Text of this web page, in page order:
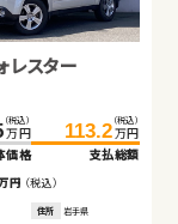
レスター
（税込）
万円
価格
113.2 （税込）
万円
支払総額
円 （税込）
住所 岩手県
ーヴ
（税込）
万円
価格
145.7 （税込）
万円
支払総額
（税込）
住所 福島県
ニー
万円
格